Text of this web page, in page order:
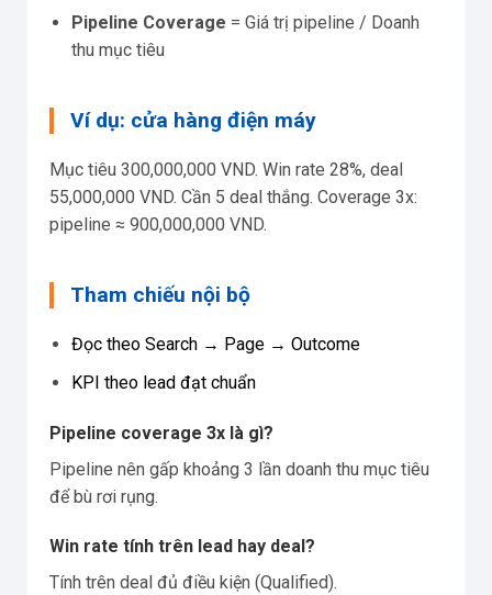
Pipeline Coverage = Giá trị pipeline / Doanh
thu mục tiêu
Ví dụ: cửa hàng điện máy
Mục tiêu 300,000,000 VND. Win rate 28%, deal
55,000,000 VND. Cần 5 deal thắng. Coverage 3x:
pipeline ≈ 900,000,000 VND.
Tham chiếu nội bộ
Đọc theo Search → Page → Outcome
KPI theo lead đạt chuẩn
Pipeline coverage 3x là gì?
Pipeline nên gấp khoảng 3 lần doanh thu mục tiêu
để bù rơi rụng.
Win rate tính trên lead hay deal?
Tính trên deal đủ điều kiện (Qualified).